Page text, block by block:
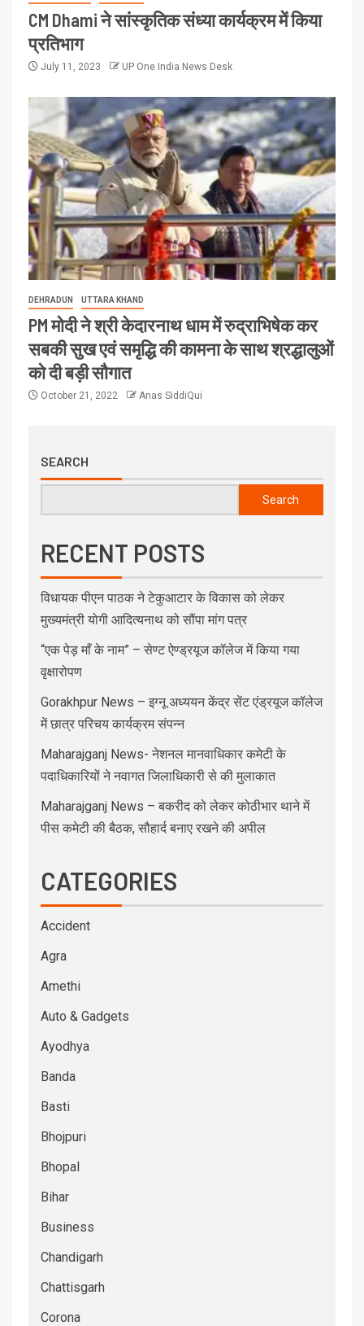
CM Dhami ने सांस्कृतिक संध्या कार्यक्रम में किया
प्रतिभाग
July 11, 2023 UP One India News Desk
DEHRADUN UTTARA KHAND
PM मोदी ने श्री केदारनाथ धाम में रुद्राभिषेक कर
सबकी सुख एवं समृद्धि की कामना के साथ श्रद्धालुओं
को दी बड़ी सौगात
October 21, 2022 Anas SiddiQui
SEARCH
Search
RECENT POSTS
विधायक पीएन पाठक ने टेकुआटार के विकास को लेकर
मुख्यमंत्री योगी आदित्यनाथ को सौंपा मांग पत्र
“एक पेड़ माँ के नाम” – सेण्ट ऐण्ड्रयूज कॉलेज में किया गया
वृक्षारोपण
Gorakhpur News – इग्नू अध्ययन केंद्र सेंट एंड्रयूज कॉलेज
में छात्र परिचय कार्यक्रम संपन्न
Maharajganj News- नेशनल मानवाधिकार कमेटी के
पदाधिकारियों ने नवागत जिलाधिकारी से की मुलाकात
Maharajganj News – बकरीद को लेकर कोठीभार थाने में
पीस कमेटी की बैठक, सौहार्द बनाए रखने की अपील
CATEGORIES
Accident
Agra
Amethi
Auto & Gadgets
Ayodhya
Banda
Basti
Bhojpuri
Bhopal
Bihar
Business
Chandigarh
Chattisgarh
Corona